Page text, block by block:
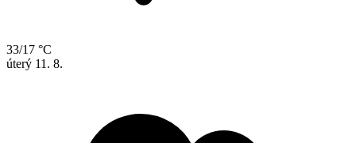
33/17 °C
úterý 11. 8.